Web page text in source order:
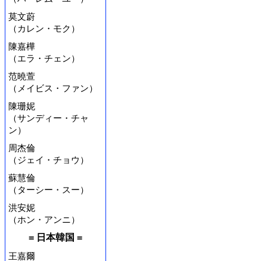
莫文蔚
（カレン・モク）
陳嘉樺
（エラ・チェン）
范曉萱
（メイビス・ファン）
陳珊妮
（サンディー・チャ
ン）
周杰倫
（ジェイ・チョウ）
蘇慧倫
（ターシー・スー）
洪安妮
（ホン・アンニ）
= 日本韓国 =
王嘉爾